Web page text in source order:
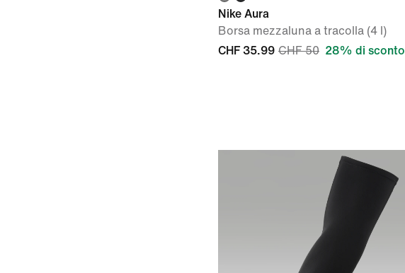
Nike Aura
Borsa mezzaluna a tracolla (4 l)
CHF 35.99 CHF 50 28% di sconto